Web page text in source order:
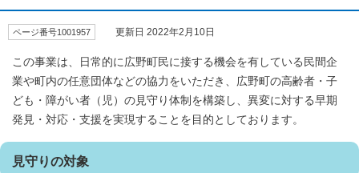
ページ番号1001957 更新日 2022年2月10日
この事業は、日常的に広野町民に接する機会を有している民間企
業や町内の任意団体などの協力をいただき、広野町の高齢者・子
ども・障がい者（児）の見守り体制を構築し、異変に対する早期
発見・対応・支援を実現することを目的としております。
見守りの対象